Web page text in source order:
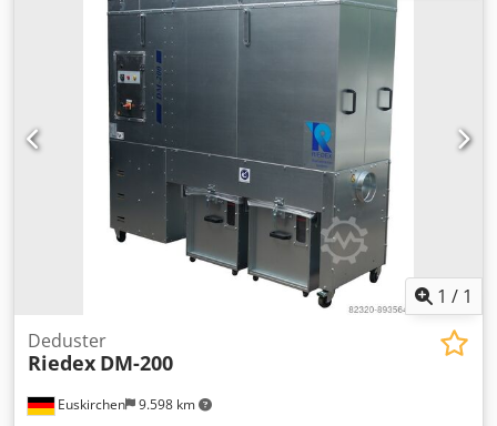
1 / 1
Euskirchen 9.598 km
Deduster
Riedex DM-200